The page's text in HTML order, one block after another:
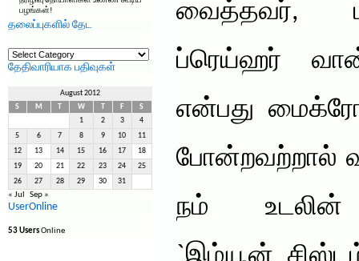
பழங்கள்!
தலைப்புகளில் தேட
தலைப்புகளில்
தேட
தேதிவாரியாக பதிவுகள்
August 2012
S
M W F
S
1
2 3 4
5 6 7 8 9 10 11
12 13 14 15 16 17 18
19 20 21 22 23 24 25
26 27 28 29 30 31
« Jul Sep »
UserOnline
53 UsersOnline
வைத்தவர்,
ப்ரெய்ஹர் வான்
என்பது
போன்றவற்றால்
நம் உடலின்